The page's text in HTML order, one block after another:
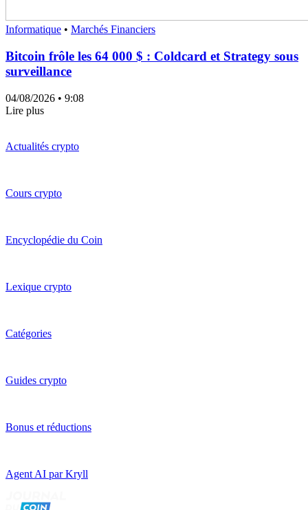
Informatique • Marchés Financiers
Bitcoin frôle les 64 000 $ : Coldcard et Strategy sous
surveillance
04/08/2026 • 9:08
Lire plus
Actualités crypto
Cours crypto
Encyclopédie du Coin
Lexique crypto
Catégories
Guides crypto
Bonus et réductions
Agent AI par Kryll